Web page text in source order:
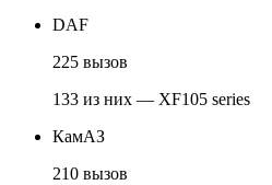
DAF
225 вызов
133 из них — XF105 series
КамАЗ
210 вызов